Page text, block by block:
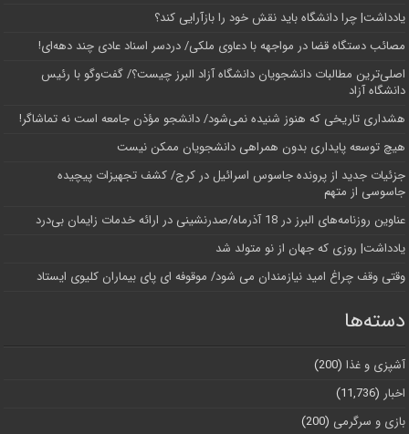
یادداشت| چرا دانشگاه باید نقش خود را بازآرایی کند؟
مصائب دستگاه قضا در مواجهه با دعاوی ملکی/ دردسر اسناد عادی چند‌ دهه‌ای!
اصلی‌ترین مطالبات دانشجویان دانشگاه آزاد البرز چیست؟/ گفت‌وگو با رئیس
دانشگاه آز‌اد
هشداری تاریخی که هنوز شنیده نمی‌شود/ دانشجو مؤذن جامعه است نه تماشاگر!
هیچ توسعه پایداری بدون همراهی دانشجویان ممکن نیست
جزئیات جدید از پرونده جاسوس اسرائیل در کرج/‌ کشف تجهیزات پیچیده
جاسوسی از متهم
عناوین روزنامه‌های البرز در ‌18 آذرماه/صدرنشینی در ارائه خدمات زایمان بی‌درد
یادداشت| روزی که جهان از نو متولد شد
وقتی وقف چراغ امید نیازمندان می شود/ موقوفه ای پای بیماران کلیوی ایستاد
دسته‌ها
آشپزی و غذا (200)
اخبار (11,736)
بازی و سرگرمی (200)